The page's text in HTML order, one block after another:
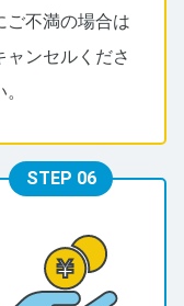
ご不満の場合は
ャンセルくださ
STEP 06